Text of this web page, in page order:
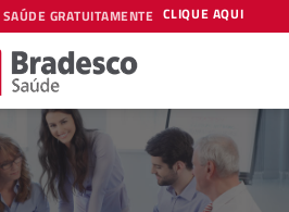
GRATUITAMENTE CLIQUE AQUI